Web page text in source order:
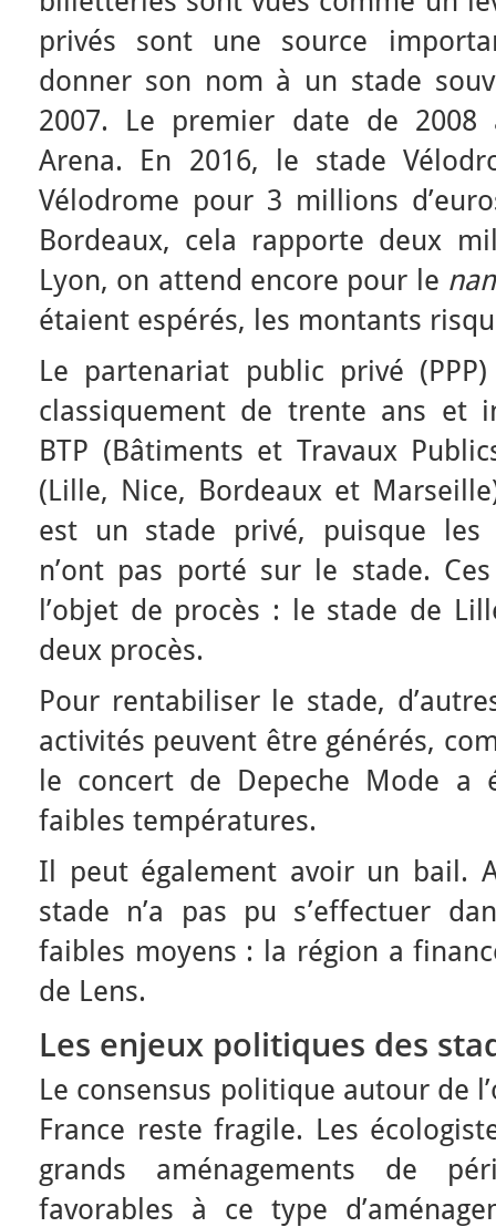
privés sont une source
donner son nom à un stade
2007. Le premier date de
Arena. En 2016, le stade
Vélodrome pour 3 millions
Bordeaux, cela rapporte deux
Lyon, on attend encore pour le
étaient espérés, les montants
Le partenariat public privé
classiquement de trente ans et
BTP (Bâtiments et Travaux
(Lille, Nice, Bordeaux et
est un stade privé, puisque les
n’ont pas porté sur le stade.
l’objet de procès : le stade de
deux procès.
Pour rentabiliser le stade,
activités peuvent être générés,
le concert de Depeche Mode a
faibles températures.
Il peut également avoir un bail.
stade n’a pas pu s’effectuer
faibles moyens : la région a
de Lens.
Les enjeux politiques des
Le consensus politique autour de
France reste fragile. Les
grands aménagements de
favorables à ce type